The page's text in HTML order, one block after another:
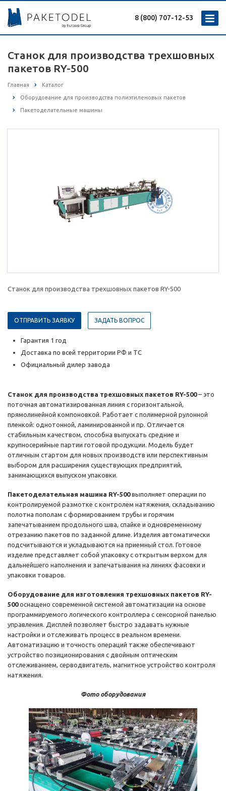
8 (800) 707-12-53
Станок для производства трехшовных
пакетов RY-500
Главная Каталог
Оборудование для производства полиэтиленовых пакетов
Пакетоделательные машины
Станок для производства трехшовных пакетов RY-500
ОТПРАВИТЬ ЗАЯВКУ ЗАДАТЬ ВОПРОС
Гарантия 1 год
Доставка по всей территории РФ и ТС
Официальный дилер завода
Станок для производства трехшовных пакетов RY-500– это
поточная автоматизированная линия с горизонтальной,
прямолинейной компоновкой. Работает с полимерной рулонной
пленкой: однотонной, ламинированной и пр. Отличается
стабильным качеством, способна выпускать средние и
крупносерийные партии готовой продукции. Модель будет
отличным стартом для новых производств или перспективным
выбором для расширения существующих предприятий,
занимающихся выпуском упаковки.
Пакетоделательная машина RY-500выполняет операции по
контролируемой размотке с контролем натяжения, складыванию
полотна пополам с формированием трубы и горячим
запечатыванием продольного шва, спайке и одновременному
отрезанию пакетов по заданной длине. Изделия автоматически
подсчитываются и укладываются на приемный стол. Готовое
изделие представляет собой упаковку с открытым верхом для
дальнейшего наполнения и запечатывания на линиях фасовки и
упаковки товаров.
Оборудование для изготовления трехшовных пакетов RY-
500оснащено современной системой автоматизации на основе
программируемого логического контроллера с сенсорной панелью
управления. Дисплей позволяет быстро задавать нужные
настройки и отслеживать процесс в реальном времени.
Автоматизацию и точность операций также обеспечивают
устройство позиционирования с двойным оптическим
отслеживанием, серводвигатель, магнитное устройство контроля
натяжения.
Фото оборудования